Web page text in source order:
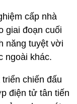
cấp nhà
giai đoạn cuối
năng tuyệt vời
ngoài khác.
chiến đấu
điện tử tân tiến